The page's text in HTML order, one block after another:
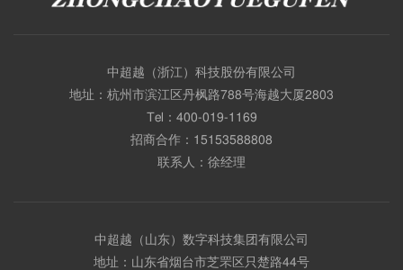
中超越（浙江）科技股份有限公司
地址：杭州市滨江区丹枫路788号海越大厦2803
Tel： 400-019-1169
招商合作： 15153588808
联系人：徐经理
中超越（山东）数字科技集团有限公司
地址：山东省烟台市芝罘区只楚路44号